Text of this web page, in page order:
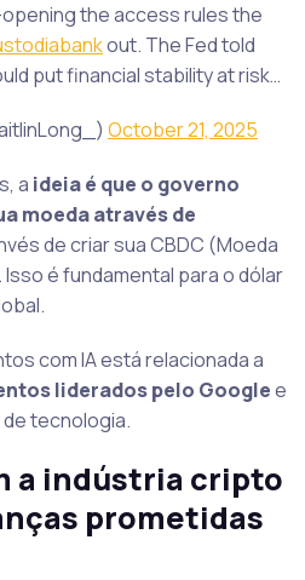
the access rules the
out. The Fed told
put financial stability at risk…
October 21, 2025
a ideia é que o governo
moeda através de
de criar sua CBDC (Moeda
é fundamental para o dólar
com IA está relacionada a
liderados pelo Googlee
tecnologia.
a indústria cripto
prometidas